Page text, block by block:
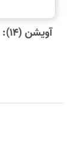
آویشن (۱۴): سکس و پریود